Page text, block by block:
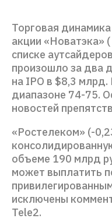
Торговая
акции «Новатэка»
списке
произошло за два
на IPO в $8,3
диапазоне 74-75.
новостей
«Ростелеком» (-
объеме 190 млрд
может выплатить
исключены
Tele2.